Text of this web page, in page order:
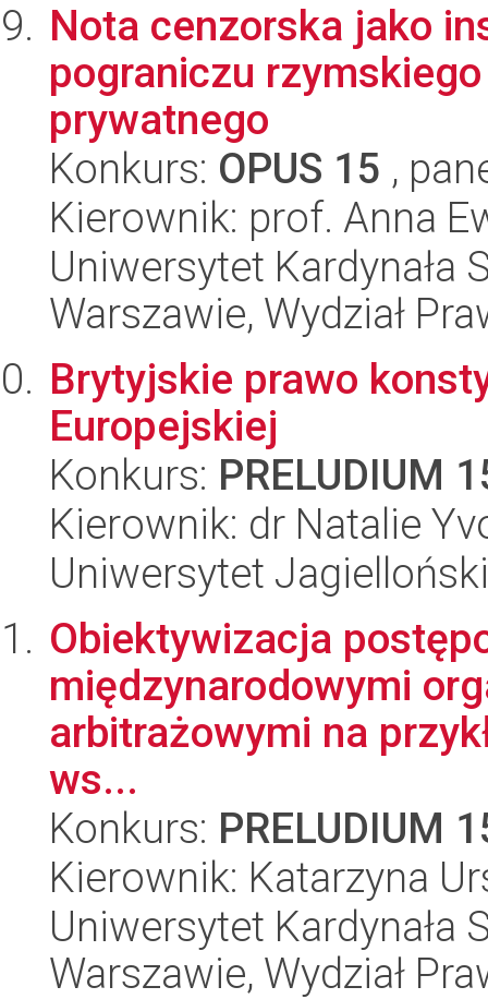
Nota cenzorska jako
pograniczu
prywatnego
Konkurs: OPUS 15 ,
Kierownik: prof. Anna
Uniwersytet Kardynała
Warszawie, Wydział
Brytyjskie prawo
Europejskiej
Konkurs: PRELUDIUM
Kierownik: dr Natalie
Uniwersytet
Obiektywizacja
międzynarodowymi
arbitrażowymi na
ws...
Konkurs: PRELUDIUM
Kierownik: Katarzyna
Uniwersytet Kardynała
Warszawie, Wydział